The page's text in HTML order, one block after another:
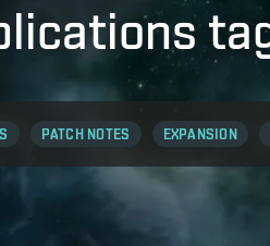
PATCH NOTES EXPANSION